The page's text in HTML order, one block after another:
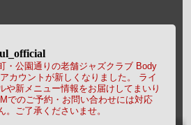
・公園通りの老舗ジャズクラブ Body
カウントが新しくなりました。
ライ
や新メニュー情報をお届けしてまいり
でのご予約・お問い合わせには対応
。ご了承くださいませ。